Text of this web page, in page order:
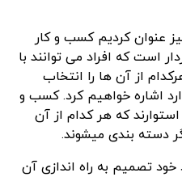
عنوان کردیم کسب و کار
است که افراد می توانند با
از آن ها را انتخاب
اشاره خواهیم کرد. کسب و
استوارند که هر کدام از آن
دسته بندی میشوند.
تصمیم به راه اندازی آن